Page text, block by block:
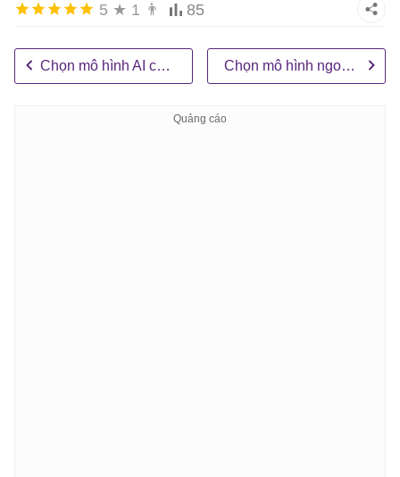
5 ★ 1 👨 85
Chọn mô hình AI chính cho agent Chọn mô hình ngoài làm mô hình AI chính